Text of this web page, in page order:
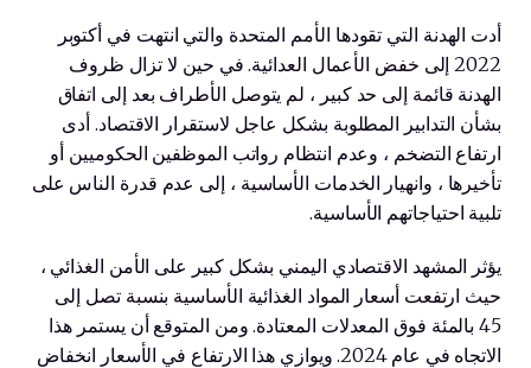
أدت الهدنة التي تقودها الأمم المتحدة والتي انتهت في أكتوبر
2022 إلى خفض الأعمال العدائية. في حين لا تزال ظروف
الهدنة قائمة إلى حد كبير ، لم يتوصل الأطراف بعد إلى اتفاق
بشأن التدابير المطلوبة بشكل عاجل لاستقرار الاقتصاد. أدى
ارتفاع التضخم ، وعدم انتظام رواتب الموظفين الحكوميين أو
تأخيرها ، وانهيار الخدمات الأساسية ، إلى عدم قدرة الناس على
تلبية احتياجاتهم الأساسية.
يؤثر المشهد الاقتصادي اليمني بشكل كبير على الأمن الغذائي ،
حيث ارتفعت أسعار المواد الغذائية الأساسية بنسبة تصل إلى
45 بالمئة فوق المعدلات المعتادة. ومن المتوقع أن يستمر هذا
الاتجاه في عام 2024. ويوازي هذا الارتفاع في الأسعار انخفاض